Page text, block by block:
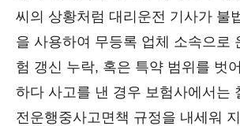
씨의 상황처럼 대리운전 기사가 불
을 사용하여 무등록 업체 소속으로
험 갱신 누락, 혹은 특약 범위를 벗
하다 사고를 낸 경우 보험사에서는
전운행중사고면책 규정을 내세워